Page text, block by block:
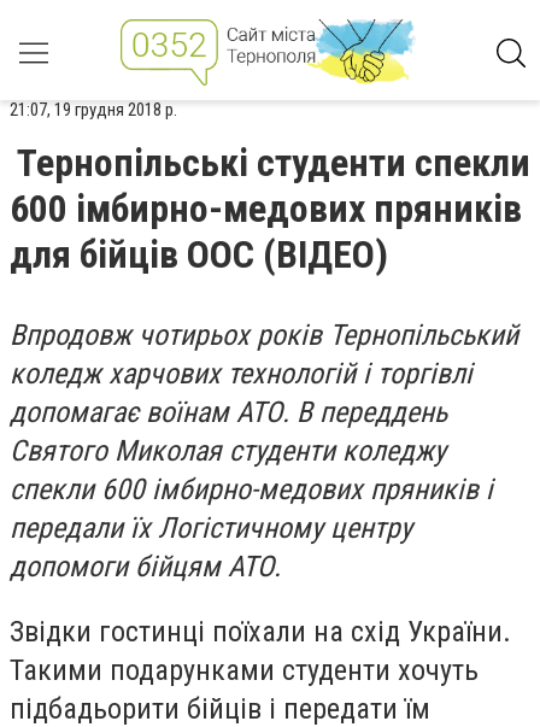
21:07, 19 грудня 2018 р.
Тернопільські студенти спекли
600 імбирно-медових пряників
для бійців ООС (ВІДЕО)
Впродовж чотирьох років Тернопільський
коледж харчових технологій і торгівлі
допомагає воїнам АТО. В переддень
Святого Миколая студенти коледжу
спекли 600 імбирно-медових пряників і
передали їх Логістичному центру
допомоги бійцям АТО.
Звідки гостинці поїхали на схід України.
Такими подарунками студенти хочуть
підбадьорити бійців і передати їм